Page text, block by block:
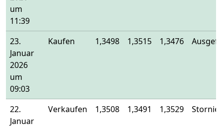
um
11:39
23.
Januar
2026
um
09:03
Kaufen 1,3498 1,3515 1,3476
22.
Januar
Verkaufen 1,3508 1,3491 1,3529